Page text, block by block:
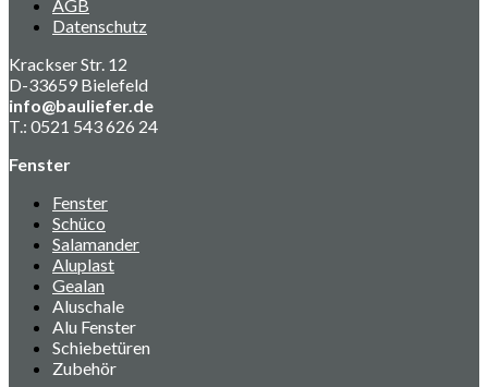
AGB
Datenschutz
Krackser Str. 12
D-33659 Bielefeld
info@bauliefer.de
T.: 0521 543 626 24
Fenster
Fenster
Schüco
Salamander
Aluplast
Gealan
Aluschale
Alu Fenster
Schiebetüren
Zubehör